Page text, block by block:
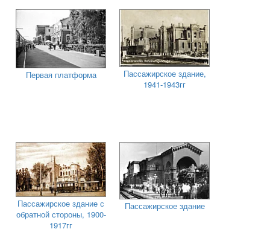
Первая платформа
Пассажирское здание,
1941-1943гг
Пассажирское здание с
обратной стороны, 1900-
1917гг
Пассажирское здание